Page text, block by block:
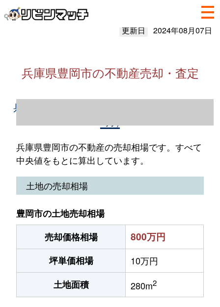
更新日 2024年08月07日
兵庫県豊岡市の不動産売却・査定
兵庫県豊岡市の不動産売却情報（2023年1～
兵庫県豊岡市の不動産の売却相場です。すべて
中央値をもとに算出しています。
土地の売却相場
豊岡市の土地売却相場
売却価格相場
800万円
坪単価相場
10万円
土地面積
280m2